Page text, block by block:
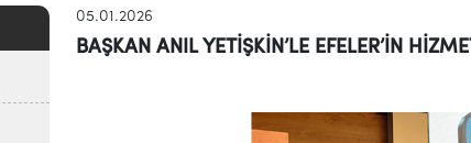
05.01.2026
BAŞKAN ANIL YETİŞKİN’LE EFELER’İN